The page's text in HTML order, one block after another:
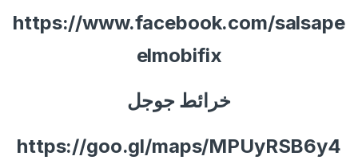
https://www.facebook.com/salsape
elmobifix
خرائط جوجل
https://goo.gl/maps/MPUyRSB6y4